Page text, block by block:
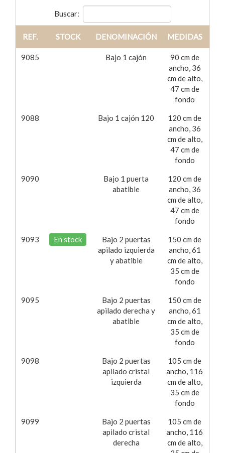
Buscar:
REF. STOCK DENOMINACIÓN MEDIDAS
9085 Bajo 1 cajón
90 cm de
ancho, 36
cm de alto,
47 cm de
fondo
9088 Bajo 1 cajón 120
120 cm de
ancho, 36
cm de alto,
47 cm de
fondo
9090
Bajo 1 puerta
abatible
120 cm de
ancho, 36
cm de alto,
47 cm de
fondo
9093 En stock
Bajo 2 puertas
apilado izquierda
y abatible
150 cm de
ancho, 61
cm de alto,
35 cm de
fondo
9095
Bajo 2 puertas
apilado derecha y
abatible
150 cm de
ancho, 61
cm de alto,
35 cm de
fondo
9098
Bajo 2 puertas
apilado cristal
izquierda
105 cm de
ancho, 116
cm de alto,
35 cm de
fondo
9099
Bajo 2 puertas
apilado cristal
derecha
105 cm de
ancho, 116
cm de alto,